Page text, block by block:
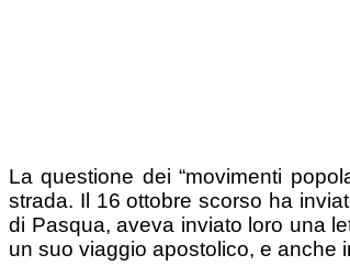
La questione dei “movimenti
strada. Il 16 ottobre scorso ha
di Pasqua, aveva inviato loro una
un suo viaggio apostolico, e anche